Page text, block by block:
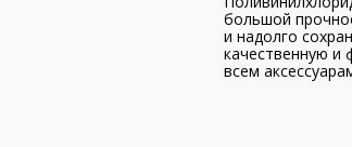
большой
и надолго
качественную и
всем